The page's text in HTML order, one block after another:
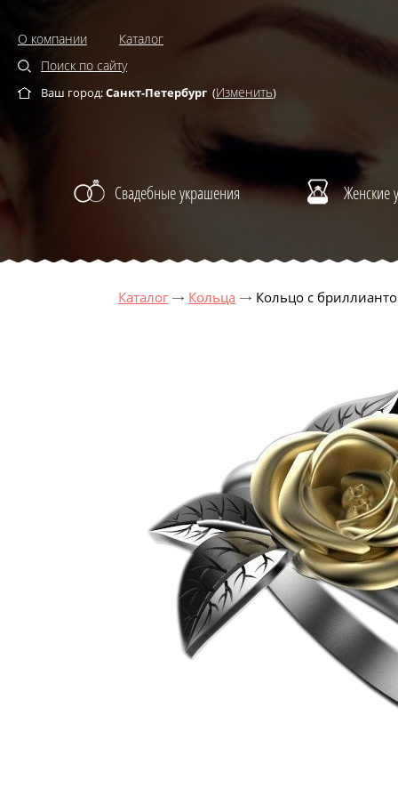
О компании
Каталог
Поиск по сайту
Ваш город:Санкт-Петербург (Изменить)
Свадебные украшения Женские
Каталог Кольца Кольцо с